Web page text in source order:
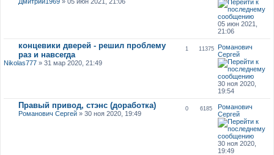
05 июн 2021,
21:06
концевики дверей - решил проблему
раз и навсегда
Nikolas777» 31 мар 2020, 21:49
1 11375
Романович
Сергей
30 ноя 2020,
19:54
Правый привод, стэнс (доработка)
Романович Сергей» 30 ноя 2020, 19:49
0 6185
Романович
Сергей
30 ноя 2020,
19:49